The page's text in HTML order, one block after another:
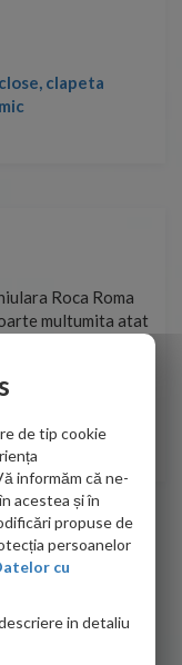
clapeta
Roca Roma
multumita atat
in obtinerea
de tip cookie
informăm că ne-
acestea și în
propuse de
persoanelor
cu
in detaliu